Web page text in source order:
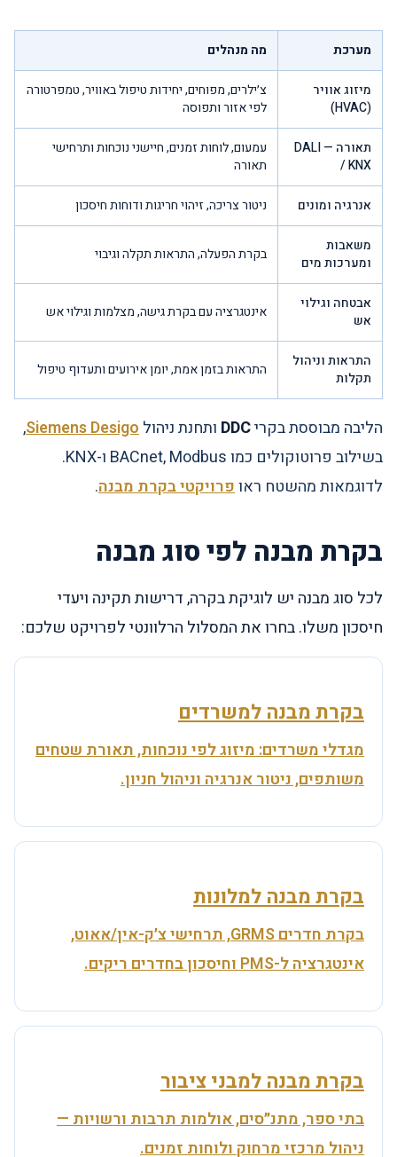
מערכת מה מנהלים
מיזוג אוויר
(HVAC)
צ׳ילרים, מפוחים, יחידות טיפול באוויר, טמפרטורה
לפי אזור ותפוסה
תאורה — DALI
/ KNX
עמעום, לוחות זמנים, חיישני נוכחות ותרחישי
תאורה
אנרגיה ומונים ניטור צריכה, זיהוי חריגות ודוחות חיסכון
משאבות
ומערכות מים
בקרת הפעלה, התראות תקלה וגיבוי
אבטחה וגילוי
אש
אינטגרציה עם בקרת גישה, מצלמות וגילוי אש
התראות וניהול
תקלות
התראות בזמן אמת, יומן אירועים ותעדוף טיפול
הליבה מבוססת בקריDDC ותחנת ניהולSiemens Desigo
,
בשילוב פרוטוקולים כמו BACnet, Modbus ו-KNX.
לדוגמאות מהשטח ראופרויקטי בקרת מבנה.
בקרת מבנה לפי סוג מבנה
לכל סוג מבנה יש לוגיקת בקרה, דרישות תקינה ויעדי
חיסכון משלו. בחרו את המסלול הרלוונטי לפרויקט שלכם:
בקרת מבנה למשרדים
מגדלי משרדים: מיזוג לפי נוכחות, תאורת שטחים
משותפים, ניטור אנרגיה וניהול חניון.
בקרת מבנה למלונות
בקרת חדרים GRMS, תרחישי צ׳ק-אין/אאוט,
אינטגרציה ל-PMS וחיסכון בחדרים ריקים.
בקרת מבנה למבני ציבור
בתי ספר, מתנ״סים, אולמות תרבות ורשויות —
ניהול מרכזי מרחוק ולוחות זמנים.